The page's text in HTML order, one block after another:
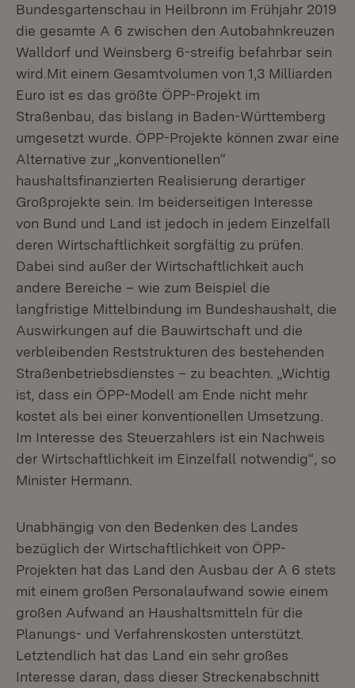
Bundesgartenschau in Heilbronn im Frühjahr 2019
die gesamte A 6 zwischen den Autobahnkreuzen
Walldorf und Weinsberg 6-streifig befahrbar sein
wird.Mit einem Gesamtvolumen von 1,3 Milliarden
Euro ist es das größte ÖPP-Projekt im
Straßenbau, das bislang in Baden-Württemberg
umgesetzt wurde. ÖPP-Projekte können zwar eine
Alternative zur „konventionellen“
haushaltsfinanzierten Realisierung derartiger
Großprojekte sein. Im beiderseitigen Interesse
von Bund und Land ist jedoch in jedem Einzelfall
deren Wirtschaftlichkeit sorgfältig zu prüfen.
Dabei sind außer der Wirtschaftlichkeit auch
andere Bereiche – wie zum Beispiel die
langfristige Mittelbindung im Bundeshaushalt, die
Auswirkungen auf die Bauwirtschaft und die
verbleibenden Reststrukturen des bestehenden
Straßenbetriebsdienstes – zu beachten. „Wichtig
ist, dass ein ÖPP-Modell am Ende nicht mehr
kostet als bei einer konventionellen Umsetzung.
Im Interesse des Steuerzahlers ist ein Nachweis
der Wirtschaftlichkeit im Einzelfall notwendig“, so
Minister Hermann.
Unabhängig von den Bedenken des Landes
bezüglich der Wirtschaftlichkeit von ÖPP-
Projekten hat das Land den Ausbau der A 6 stets
mit einem großen Personalaufwand sowie einem
großen Aufwand an Haushaltsmitteln für die
Planungs- und Verfahrenskosten unterstützt.
Letztendlich hat das Land ein sehr großes
Interesse daran, dass dieser Streckenabschnitt